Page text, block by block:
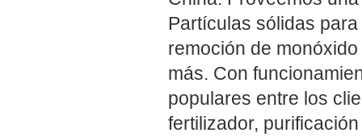
Partículas sólidas
remoción de
más. Con
populares entre los
fertilizador,